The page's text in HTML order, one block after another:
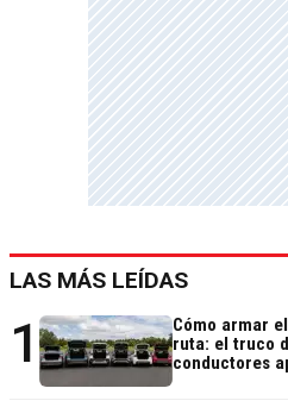
LAS MÁS LEÍDAS
1
Cómo armar
ruta: el truco
conductores